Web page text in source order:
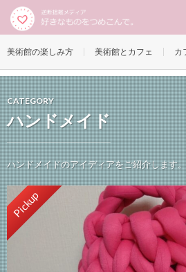
美術館の楽しみ方 美術館とカフェ カ
CATEGORY
ハンドメイド
ハンドメイドのアイディアをご紹介します。
Pickup